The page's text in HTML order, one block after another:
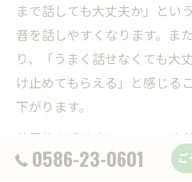
まで話しても大丈夫か」とい
音を話しやすくなります。ま
り、「うまく話せなくても大
け止めてもらえる」と感じる
下がります。
効果的な受け方としては、事
ことを簡単にメモしておく、
0586-23-0601